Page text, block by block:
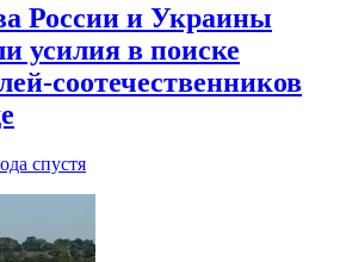
России и Украины
усилия в поиске
соотечественников
спустя